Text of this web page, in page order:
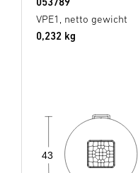
VPE1, netto gewicht
0,232 kg
43